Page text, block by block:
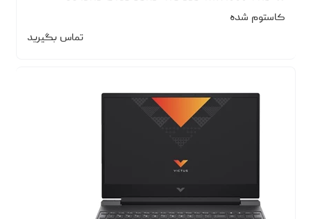
کاستوم شده
تماس بگیرید